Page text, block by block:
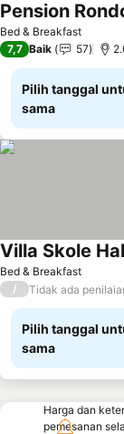
Bed & Breakfast
Pension
7,7 Baik 57
Pilih tanggal
sama
Bed & Breakfast
Villa Skole
/ Tidak ada
Pilih tanggal
sama
Harga dan
pemesanan